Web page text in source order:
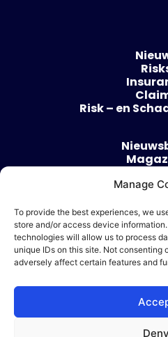
Manage
To provide the best experiences, we
store and/or access device
technologies will allow us to process
unique IDs on this site. Not consenting
adversely affect certain features and
Deny
Risk – en
Algemene
Cookie
Ik wil